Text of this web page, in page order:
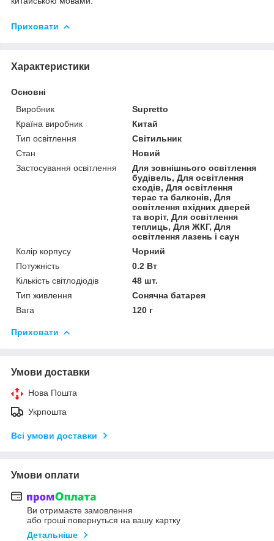
Приховати
Характеристики
Основні
Виробник
Supretto
Країна виробник
Китай
Тип освітлення
Світильник
Стан
Новий
Застосування освітлення
Для зовнішнього освітлення
будівель, Для освітлення
сходів, Для освітлення
терас та балконів, Для
освітлення вхідних дверей
та воріт, Для освітлення
теплиць, Для ЖКГ, Для
освітлення лазень і саун
Колір корпусу
Чорний
Потужність
0.2 Вт
Кількість світлодіодів
48 шт.
Тип живлення
Сонячна батарея
Вага
120 г
Приховати
Умови доставки
Нова Пошта
Укрпошта
Всі умови доставки
Умови оплати
Ви отримаєте замовлення
або гроші повернуться на вашу картку
Детальніше